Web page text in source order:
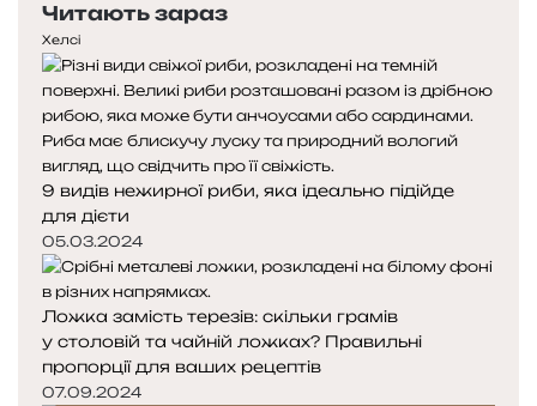
Читають зараз
Хелсі
9 видів нежирної риби, яка ідеально підійде
для дієти
05.03.2024
Ложка замість терезів: скільки грамів
у столовій та чайній ложках? Правильні
пропорції для ваших рецептів
07.09.2024